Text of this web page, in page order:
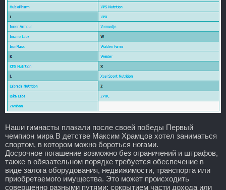
Наши гимнасты плакали после своей победы Первый
чемпион мира В детстве Максим Храмцов хотел заниматься
спортом, в котором можно бороться ногами.
Досрочное погашение возможно без ограничений и штрафов,
также в обязательном порядке требуется обеспечение в
виде залога оборудования, недвижимости, транспорта или
приобретаемого имущества. Это может происходить
совершенно разными путями: сокрытием части дохода или